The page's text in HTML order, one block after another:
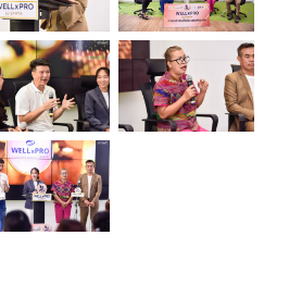
NEWS
สจล.
ชุมพร